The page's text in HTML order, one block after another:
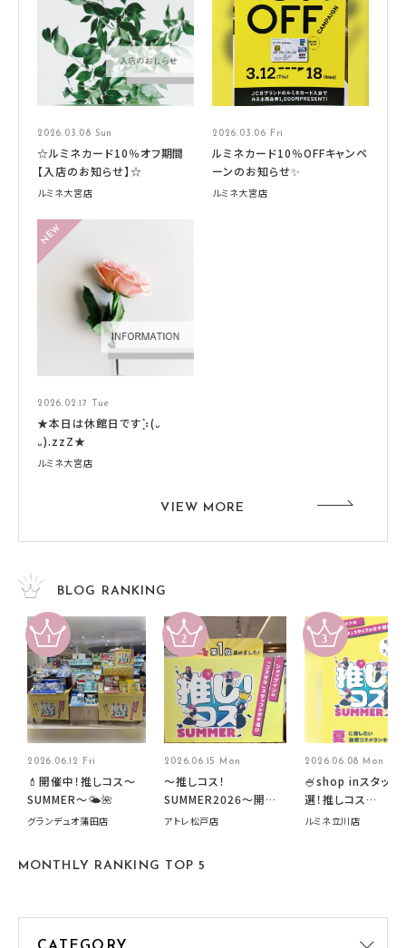
2026.03.08 Sun
☆ルミネカード10％オフ期間
【入店のお知らせ】☆
ルミネ大宮店
2026.03.06 Fri
ルミネカード10％OFFキャンペ
ーンのお知らせ✨
ルミネ大宮店
2026.02.17 Tue
★本日は休館日です⡱(᎑
᎑).zzZ★
ルミネ大宮店
VIEW MORE
BLOG RANKING
2026.06.12 Fri
💄開催中！推しコス〜
SUMMER〜🌤️🌺
グランデュオ蒲田店
2026.06.15 Mon
～推しコス！
SUMMER2026～開催
中です！
アトレ松戸店
2026.06.08 Mon
🍧shop inスタッフ
選！推しコス
summer2026開催
ルミネ立川店
MONTHLY RANKING TOP 5